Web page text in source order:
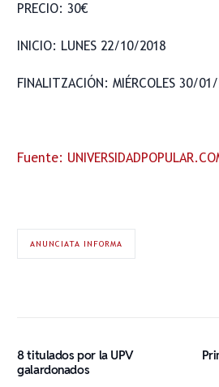
PRECIO: 30€
INICIO: LUNES 22/10/2018
FINALITZACIÓN: MIÉRCOLES 30/
Fuente:
ANUNCIATA INFORMA
8 titulados por la UPV
galardonados